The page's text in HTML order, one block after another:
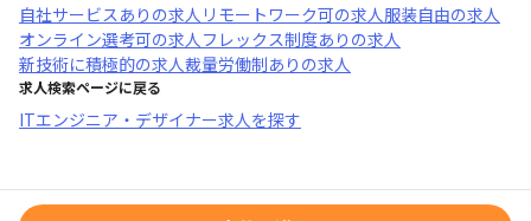
自社サービスあり の求人 リモートワーク可の求人服装自由の求人
オンライン選考可の求人フレックス制度あり の求人
新技術に積極的の求人裁量労働制あり の求人
求人検索ページに戻る
ITエンジニア・デザイナー求人を探す